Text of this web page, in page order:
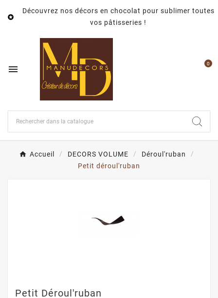

Découvrez nos décors en chocolat pour sublimer toutes
vos pâtisseries !
 0
Accueil DECORS VOLUME
Déroul'ruban
Petit déroul'ruban
Petit Déroul'ruban